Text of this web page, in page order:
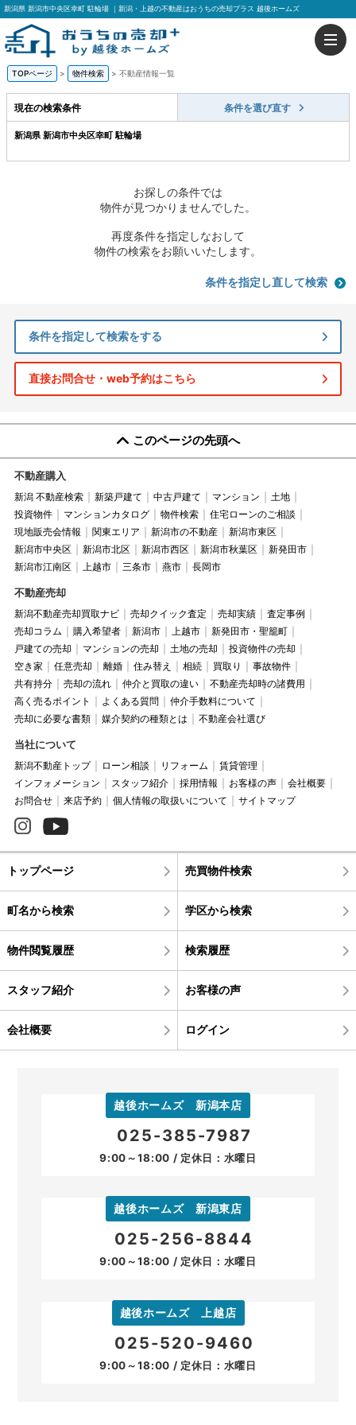
新潟県 新潟市中央区幸町 駐輪場 ｜新潟・上越の不動産はおうちの売却プラス 越後ホームズ
TOPページ > 物件検索 > 不動産情報一覧
現在の検索条件 条件を選び直す
新潟県 新潟市中央区幸町 駐輪場
お探しの条件では
物件が見つかりませんでした。
再度条件を指定しなおして
物件の検索をお願いいたします。
条件を指定し直して検索
条件を指定して検索をする
直接お問合せ・web予約はこちら
このページの先頭へ
不動産購入
新潟 不動産検索 新築戸建て 中古戸建て マンション
土地
投資物件
マンションカタログ 物件検索
住宅ローンのご相談
現地販売会情報
関東エリア 新潟市の不動産
新潟市東区
新潟市中央区
新潟市北区 新潟市西区 新潟市秋葉区
新発田市
新潟市江南区
上越市 三条市 燕市 長岡市
不動産売却
新潟不動産売却買取ナビ 売却クイック査定 売却実績
査定事例
売却コラム
購入希望者 新潟市 上越市
新発田市・聖籠町
戸建ての売却
マンションの売却 土地の売却
投資物件の売却
空き家
任意売却 離婚 住み替え 相続 買取り
事故物件
共有持分
売却の流れ 仲介と買取の違い
不動産売却時の諸費用
高く売るポイント
よくある質問
仲介手数料について
売却に必要な書類
媒介契約の種類とは 不動産会社選び
当社について
新潟不動産トップ ローン相談 リフォーム
賃貸管理
インフォメーション
スタッフ紹介 採用情報 お客様の声
会社概要
お問合せ
来店予約 個人情報の取扱いについて サイトマップ
トップページ 売買物件検索
町名から検索 学区から検索
物件閲覧履歴 検索履歴
スタッフ紹介 お客様の声
会社概要 ログイン
越後ホームズ 新潟本店
025-385-7987
9:00～18:00 / 定休日：水曜日
越後ホームズ 新潟東店
025-256-8844
9:00～18:00 / 定休日：水曜日
越後ホームズ 上越店
025-520-9460
9:00～18:00 / 定休日：水曜日